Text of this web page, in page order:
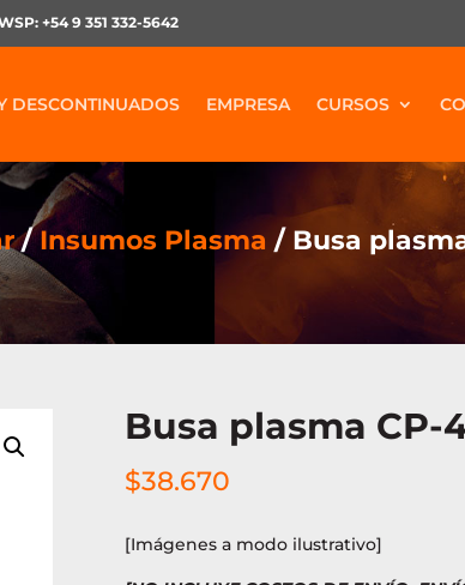
+54 9 351 332-5642
DESCONTINUADOS EMPRESA CURSOS
/Insumos Plasma / Busa
Busa plasma CP-
$38.670
[Imágenes a modo ilustrativo]